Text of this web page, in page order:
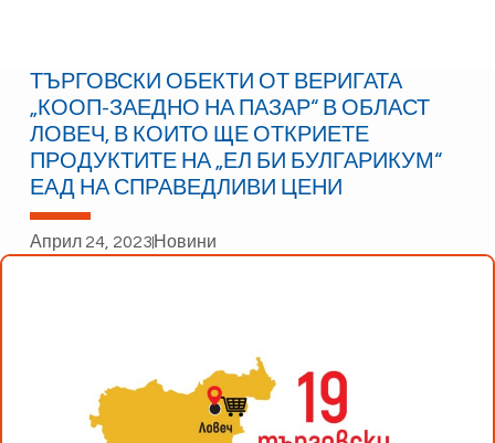
ТЪРГОВСКИ ОБЕКТИ ОТ ВЕРИГАТА
„КООП-ЗАЕДНО НА ПАЗАР“ В ОБЛАСТ
ЛОВЕЧ, В КОИТО ЩЕ ОТКРИЕТЕ
ПРОДУКТИТЕ НА „ЕЛ БИ БУЛГАРИКУМ“
ЕАД НА СПРАВЕДЛИВИ ЦЕНИ
Април 24, 2023Новини